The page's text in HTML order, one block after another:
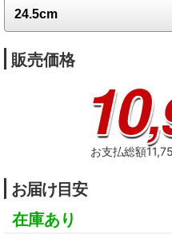
販売価格
10
お支払総額
お届け目安
在庫あり